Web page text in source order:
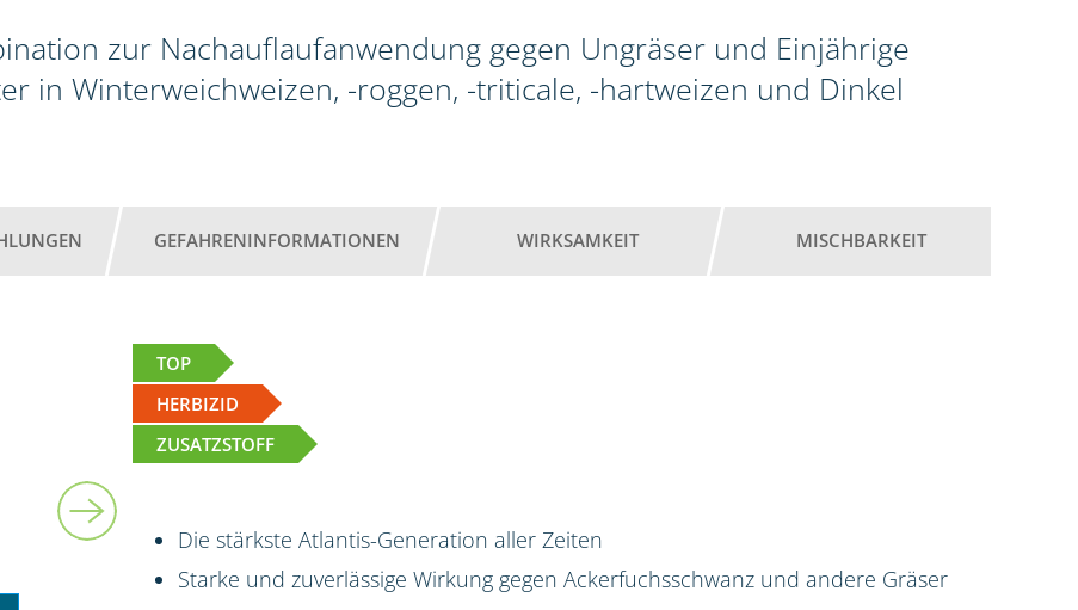
zur Nachauflaufanwendung gegen Ungräser und Einjährige
in Winterweichweizen, -roggen, -triticale, -hartweizen und Dinkel
GEFAHRENINFORMATIONEN WIRKSAMKEIT MISCHBARKEIT
TOP
HERBIZID
ZUSATZSTOFF
Die stärkste Atlantis-Generation aller Zeiten
Starke und zuverlässige Wirkung gegen Ackerfuchsschwanz und andere Gräser